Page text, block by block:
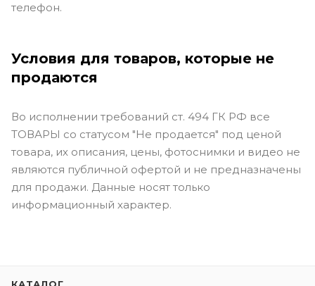
телефон.
Условия для товаров, которые не
продаются
Во исполнении требований ст. 494 ГК РФ все
ТОВАРЫ со статусом "Не продается" под ценой
товара, их описания, цены, фотоснимки и видео не
являются публичной офертой и не предназначены
для продажи. Данные носят только
информационный характер.